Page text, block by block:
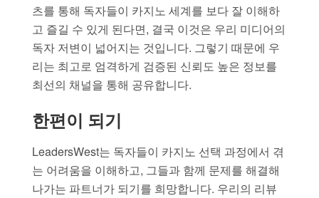
츠를 통해 독자들이 카지노 세계를 보다 잘 이해하
고 즐길 수 있게 된다면, 결국 이것은 우리 미디어의
독자 저변이 넓어지는 것입니다. 그렇기 때문에 우
리는 최고로 엄격하게 검증된 신뢰도 높은 정보를
최선의 채널을 통해 공유합니다.
한편이 되기
LeadersWest는 독자들이 카지노 선택 과정에서 겪
는 어려움을 이해하고, 그들과 함께 문제를 해결해
나가는 파트너가 되기를 희망합니다. 우리의 리뷰